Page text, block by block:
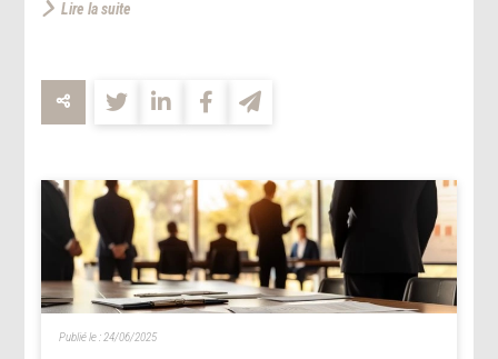
Lire la suite
Publié le : 24/06/2025